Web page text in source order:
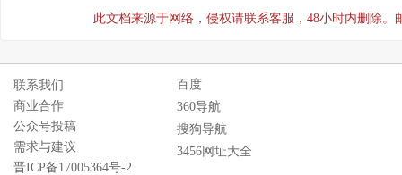
此文档来源于网络，侵权请联系客服，48小时内删除。
联系我们
商业合作
公众号投稿
需求与建议
晋ICP备17005364号-2
百度
360导航
搜狗导航
3456网址大全